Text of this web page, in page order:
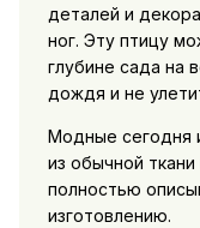
деталей и
ног. Эту птицу
глубине сада на
дождя и не
Модные сегодня
из обычной
полностью
изготовлению.